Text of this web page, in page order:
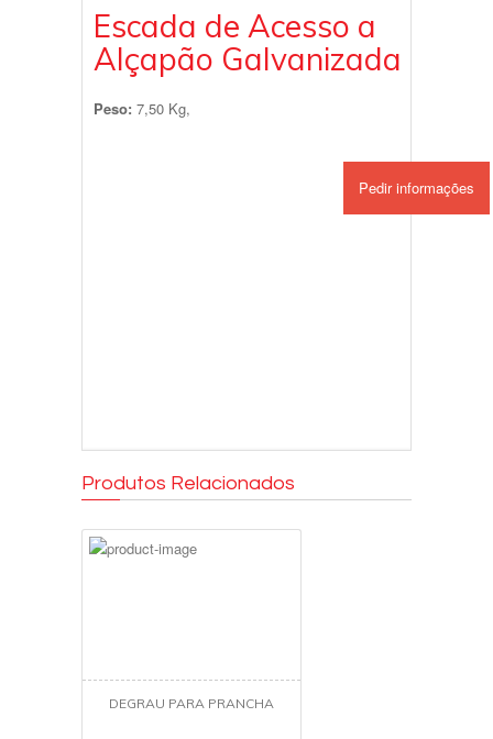
Escada de Acesso a
Alçapão Galvanizada
Peso: 7,50 Kg,
Pedir informações
Produtos Relacionados
DEGRAU PARA PRANCHA